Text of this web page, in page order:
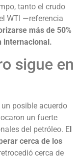
tanto el crudo
WTI —referencia
más de 50%
internacional.
sigue en
posible acuerdo
un fuerte
del petróleo. E
cerca de los
cerca de